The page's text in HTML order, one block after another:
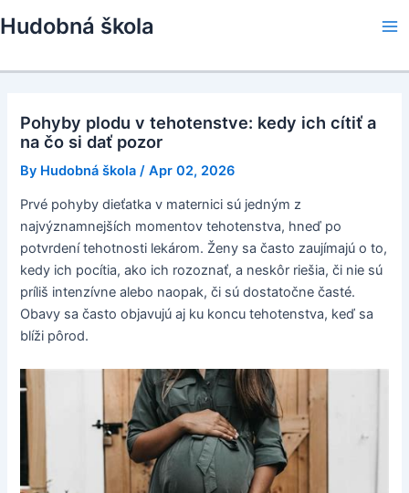
to
Hudobná škola
Pohyby plodu v tehotenstve: kedy ich cítiť a
na čo si dať pozor
By Hudobná škola /Apr 02, 2026
Prvé pohyby dieťatka v maternici sú jedným z
najvýznamnejších momentov tehotenstva, hneď po
potvrdení tehotnosti lekárom. Ženy sa často zaujímajú o to,
kedy ich pocítia, ako ich rozoznať, a neskôr riešia, či nie sú
príliš intenzívne alebo naopak, či sú dostatočne časté.
Obavy sa často objavujú aj ku koncu tehotenstva, keď sa
blíži pôrod.